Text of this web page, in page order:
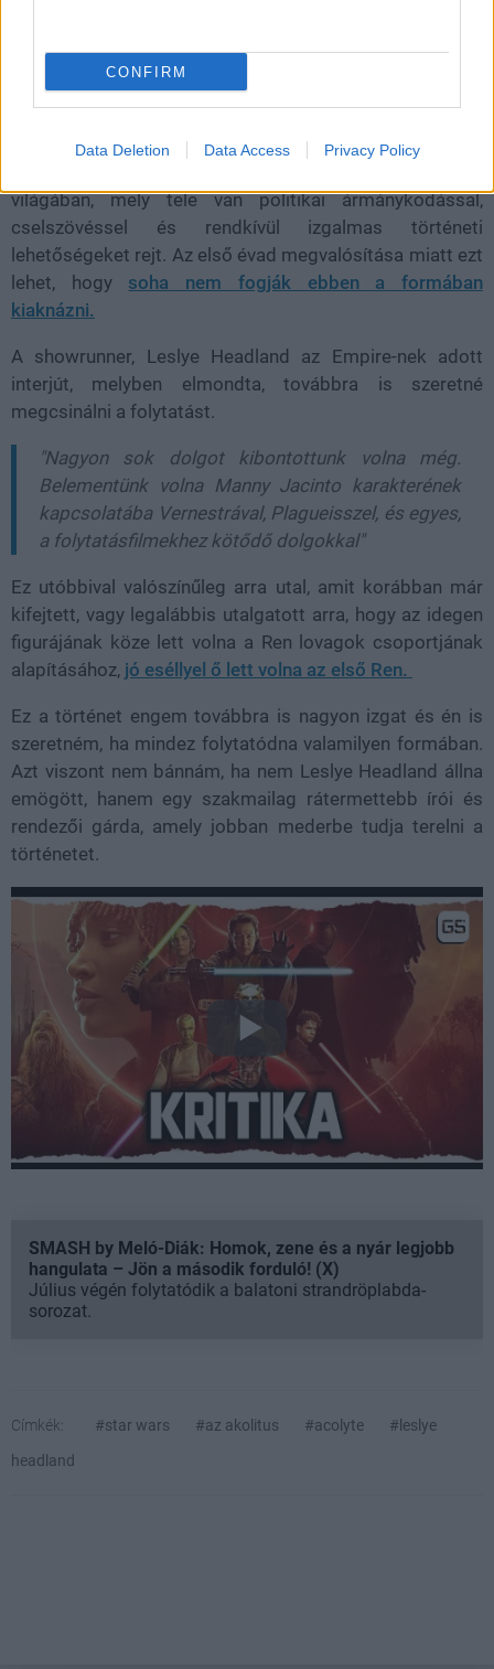
CONFIRM
Data Deletion Data Access Privacy Policy
ténykedését.
világában, mely tele van politikai ármánykodással,
cselszövéssel és rendkívül izgalmas történeti
lehetőségeket rejt. Az első évad megvalósítása miatt ezt
lehet, hogy soha nem fogják ebben a formában
kiaknázni.
A showrunner, Leslye Headland az Empire-nek adott
interjút, melyben elmondta, továbbra is szeretné
megcsinálni a folytatást.
"Nagyon sok dolgot kibontottunk volna még.
Belementünk volna Manny Jacinto karakterének
kapcsolatába Vernestrával, Plagueisszel, és egyes,
a folytatásfilmekhez kötődő dolgokkal"
Ez utóbbival valószínűleg arra utal, amit korábban már
kifejtett, vagy legalábbis utalgatott arra, hogy az idegen
figurájának köze lett volna a Ren lovagok csoportjának
alapításához, jó eséllyel ő lett volna az első Ren.
Ez a történet engem továbbra is nagyon izgat és én is
szeretném, ha mindez folytatódna valamilyen formában.
Azt viszont nem bánnám, ha nem Leslye Headland állna
emögött, hanem egy szakmailag rátermettebb írói és
rendezői gárda, amely jobban mederbe tudja terelni a
történetet.
SMASH by Meló-Diák: Homok, zene és a nyár legjobb
hangulata – Jön a második forduló! (X)
Július végén folytatódik a balatoni strandröplabda-
sorozat.
Címkék: #star wars #az akolitus #acolyte
#leslye
headland